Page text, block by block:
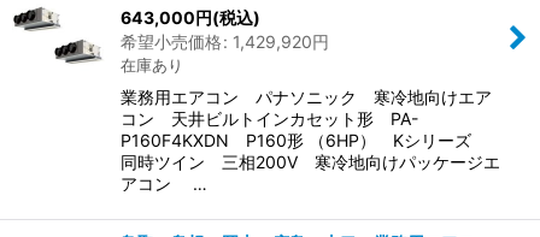
643,000円(税込)
希望小売価格: 1,429,920円
在庫あり
業務用エアコン パナソニック 寒冷地向けエア
コン 天井ビルトインカセット形 PA-
P160F4KXDN P160形 （6HP） Kシリーズ
同時ツイン 三相200V 寒冷地向けパッケージエ
アコン …